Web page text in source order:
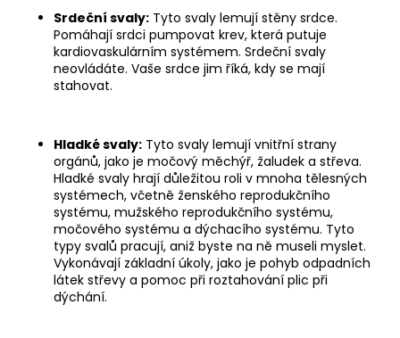
Srdeční svaly: Tyto svaly lemují stěny srdce.
Pomáhají srdci pumpovat krev, která putuje
kardiovaskulárním systémem. Srdeční svaly
neovládáte. Vaše srdce jim říká, kdy se mají
stahovat.
Hladké svaly: Tyto svaly lemují vnitřní strany
orgánů, jako je močový měchýř, žaludek a střeva.
Hladké svaly hrají důležitou roli v mnoha tělesných
systémech, včetně ženského reprodukčního
systému, mužského reprodukčního systému,
močového systému a dýchacího systému. Tyto
typy svalů pracují, aniž byste na ně museli myslet.
Vykonávají základní úkoly, jako je pohyb odpadních
látek střevy a pomoc při roztahování plic při
dýchání.